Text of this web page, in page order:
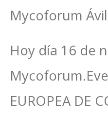
Mycoforum
Hoy día 16 de
EUROPEA DE